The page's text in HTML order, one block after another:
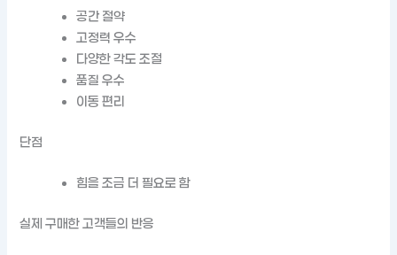
공간 절약
고정력 우수
다양한 각도 조절
품질 우수
이동 편리
단점
힘을 조금 더 필요로 함
실제 구매한 고객들의 반응